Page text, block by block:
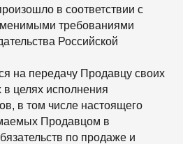
в соответствии с
требованиями
Российской
на передачу Продавцу своих
целях исполнения
в том числе настоящего
Продавцом в
по продаже и